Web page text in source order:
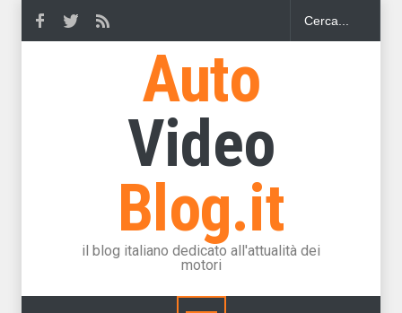
Auto
Video
Blog.it
il blog italiano dedicato all'attualità dei
motori